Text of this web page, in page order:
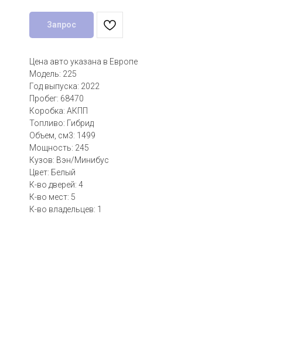
Запрос
Цена авто указана в Европе
Модель: 225
Год выпуска: 2022
Пробег: 68470
Коробка: АКПП
Топливо: Гибрид
Объем, см3: 1499
Мощность: 245
Кузов: Вэн/Минибус
Цвет: Белый
К-во дверей: 4
К-во мест: 5
К-во владельцев: 1